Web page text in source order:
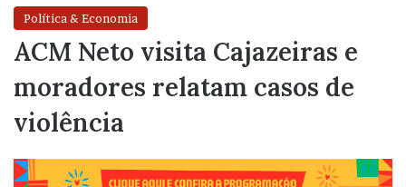
Política & Economia
ACM Neto visita Cajazeiras e
moradores relatam casos de
violência